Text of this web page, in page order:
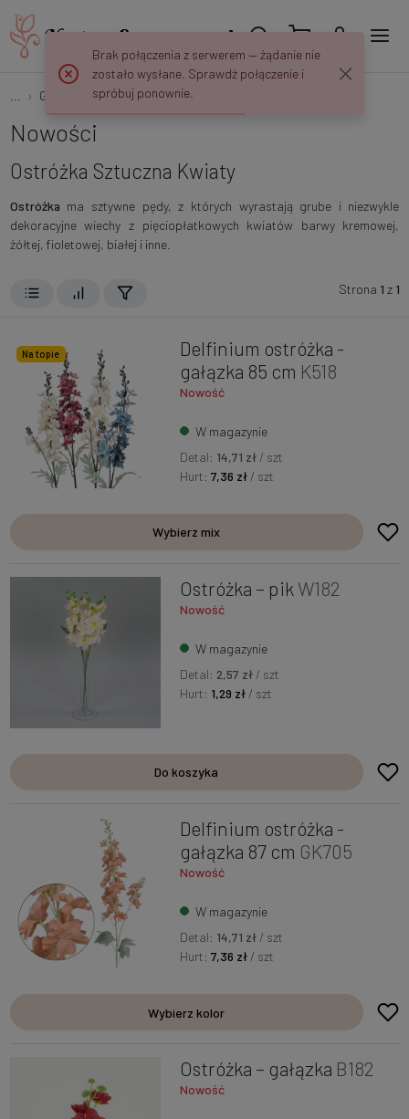
Gałązki Kwiatowe Ostróżki
Nowości
Ostróżka Sztuczna Kwiaty
Ostróżka ma sztywne pędy, z których wyrastają grube i niezwykle
dekoracyjne wiechy z pięciopłatkowych kwiatów barwy kremowej,
żółtej, fioletowej, białej i inne.
Strona 1 z 1
Na topie
Delfinium ostróżka -
gałązka 85 cm K518
Nowość
W magazynie
Detal: 14,71 zł / szt
Hurt:7,36 zł / szt
Wybierz mix
Ostróżka – pik W182
Nowość
W magazynie
Detal: 2,57 zł / szt
Hurt: 1,29 zł / szt
Do koszyka
Delfinium ostróżka -
gałązka 87 cm GK705
Nowość
W magazynie
Detal: 14,71 zł / szt
Hurt:7,36 zł / szt
Wybierz kolor
Ostróżka – gałązka B182
Nowość
Brak połączenia z serwerem — żądanie nie
zostało wysłane. Sprawdź połączenie i
spróbuj ponownie.